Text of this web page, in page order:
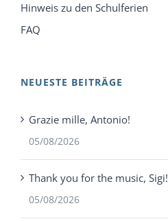
Hinweis zu den Schulferien
FAQ
NEUESTE BEITRÄGE
Grazie mille, Antonio!
05/08/2026
Thank you for the music, Sigi!
05/08/2026